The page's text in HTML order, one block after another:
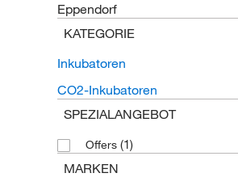
Eppendorf
KATEGORIE
Inkubatoren
CO2-Inkubatoren
SPEZIALANGEBOT
Offers (1)
MARKEN